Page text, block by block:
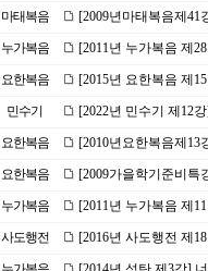
마태복음 [2009년마태복음제
누가복음 [2011년 누가복음 제
요한복음 [2015년 요한복음 제
민수기 [2022년 민수기 제12
요한복음 [2010년요한복음제13
요한복음 [2009가을학기준비특
누가복음 [2011년 누가복음 제
사도행전 [2016년 사도행전 제